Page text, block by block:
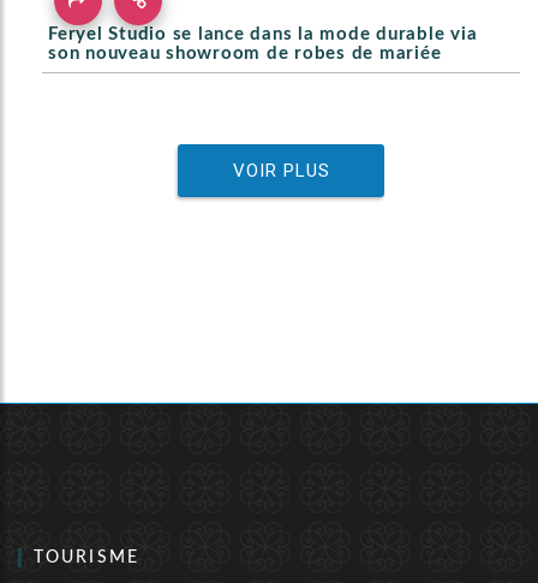
Feryel Studio se lance dans la mode durable via
son nouveau showroom de robes de mariée
VOIR PLUS
TOURISME